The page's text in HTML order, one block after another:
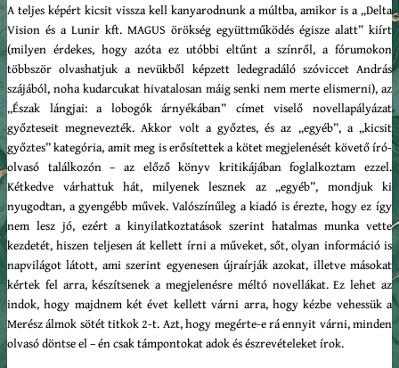
A teljes képért kicsit vissza kell kanyarodnunk a múltba, amikor is a „Delta
Vision és a Lunir kft. MAGUS örökség együttműködés égisze alatt” kiírt
(milyen érdekes, hogy azóta ez utóbbi eltűnt a színről, a fórumokon
többször olvashatjuk a nevükből képzett ledegradáló szóviccet András
szájából, noha kudarcukat hivatalosan máig senki nem merte elismerni), az
„Észak lángjai: a lobogók árnyékában” címet viselő novellapályázat
győzteseit megnevezték. Akkor volt a győztes, és az „egyéb”, a „kicsit
győztes” kategória, amit meg is erősítettek a kötet megjelenését követő író-
olvasó találkozón – az előző könyv kritikájában foglalkoztam ezzel.
Kétkedve várhattuk hát, milyenek lesznek az „egyéb”, mondjuk ki
nyugodtan, a gyengébb művek. Valószínűleg a kiadó is érezte, hogy ez így
nem lesz jó, ezért a kinyilatkoztatások szerint hatalmas munka vette
kezdetét, hiszen teljesen át kellett írni a műveket, sőt, olyan információ is
napvilágot látott, ami szerint egyenesen újraírják azokat, illetve másokat
kértek fel arra, készítsenek a megjelenésre méltó novellákat. Ez lehet az
indok, hogy majdnem két évet kellett várni arra, hogy kézbe vehessük a
Merész álmok sötét titkok 2-t. Azt, hogy megérte-e rá ennyit várni, minden
olvasó döntse el – én csak támpontokat adok és észrevételeket írok.